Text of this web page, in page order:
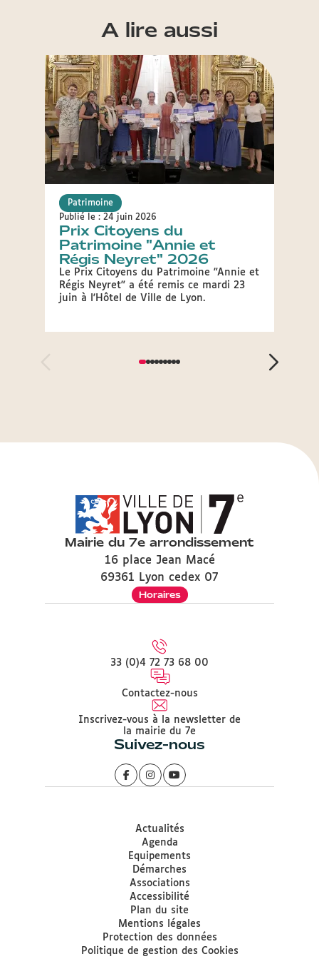
A lire aussi
Patrimoine
Publié le : 24 juin 2026
Prix Citoyens du
Patrimoine "Annie et
Régis Neyret" 2026
Le Prix Citoyens du Patrimoine "Annie et
Régis Neyret" a été remis ce mardi 23
juin à l'Hôtel de Ville de Lyon.
Mairie du 7e arrondissement
16 place Jean Macé
69361 Lyon cedex 07
Horaires
33 (0)4 72 73 68 00
Contactez-nous
Inscrivez-vous à la newsletter de
la mairie du 7e
Suivez-nous
Actualités
Agenda
Equipements
Démarches
Associations
Accessibilité
Plan du site
Mentions légales
Protection des données
Politique de gestion des Cookies